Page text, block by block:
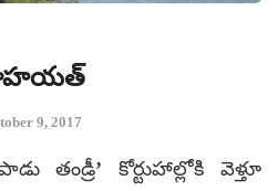
9, 2017
తండ్రీ’ కోర్టుహాల్లోకి వెళ్తూ